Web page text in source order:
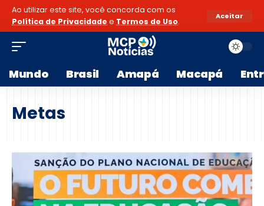
Ao utilizar este site, você concorda com os
Política de Privacidade e Termos de Uso.
Aceitar
Mundo Brasil Amapá Macapá
Metas